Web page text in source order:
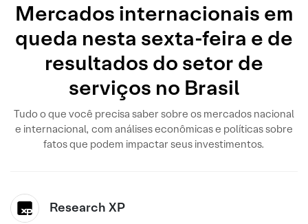
Mercados internacionais em
queda nesta sexta-feira e de
resultados do setor de
serviços no Brasil
Tudo o que você precisa saber sobre os mercados nacional
e internacional, com análises econômicas e políticas sobre
fatos que podem impactar seus investimentos.
Research XP